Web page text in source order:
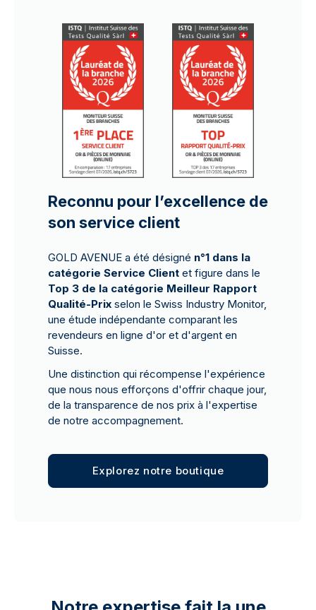
Reconnu pour l’excellence de
son service client
GOLD AVENUE a été désigné n°1 dans la
catégorie Service Client et figure dans le
Top 3 de la catégorie Meilleur Rapport
Qualité-Prix selon le Swiss Industry Monitor,
une étude indépendante comparant les
revendeurs en ligne d'or et d'argent en
Suisse.
Une distinction qui récompense l'expérience
que nous nous efforçons d'offrir chaque jour,
de la transparence de nos prix à l'expertise
de notre accompagnement.
Explorez notre boutique